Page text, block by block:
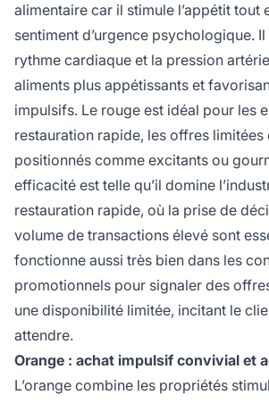
alimentaire car il stimule l’appétit tout
sentiment d’urgence psychologique.
rythme cardiaque et la pression
aliments plus appétissants et
impulsifs. Le rouge est idéal pour les
restauration rapide, les offres limitées
positionnés comme excitants ou
efficacité est telle qu’il domine
restauration rapide, où la prise de
volume de transactions élevé sont
fonctionne aussi très bien dans les
promotionnels pour signaler des
une disponibilité limitée, incitant le
attendre.
Orange : achat impulsif convivial et
L’orange combine les propriétés